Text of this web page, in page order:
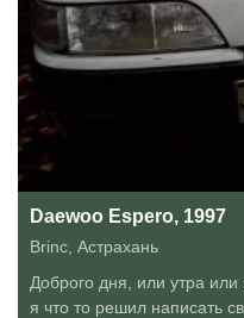
Daewoo Espero, 1997
Brinc Астрахань
Доброго дня, или утра
я что то решил написать